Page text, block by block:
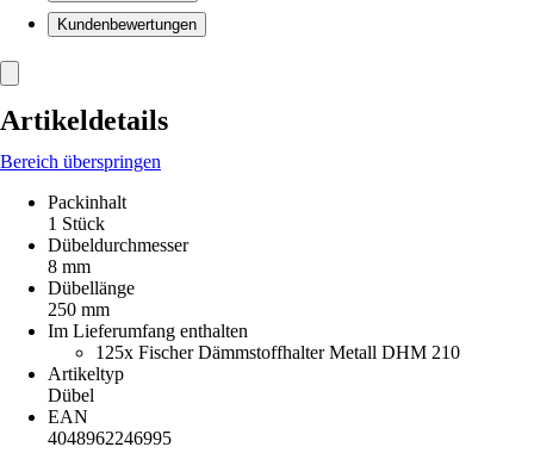
Kundenbewertungen
Artikeldetails
Bereich überspringen
Packinhalt
1 Stück
Dübeldurchmesser
8 mm
Dübellänge
250 mm
Im Lieferumfang enthalten
125x Fischer Dämmstoffhalter Metall DHM 210
Artikeltyp
Dübel
EAN
4048962246995